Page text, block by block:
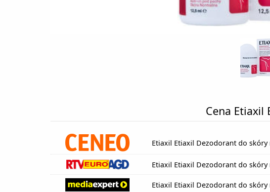
Cena
Etiaxil Etiaxil Dezodorant do
Etiaxil Etiaxil Dezodorant do
Etiaxil Etiaxil Dezodorant do